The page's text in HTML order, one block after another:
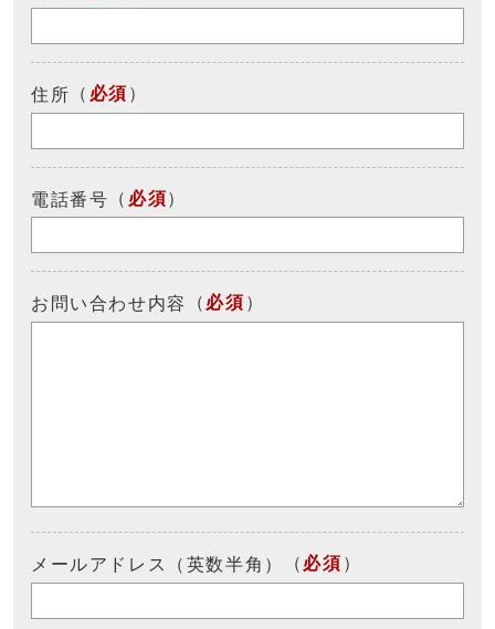
住所 （ 必須 ）
電話番号 （ 必須）
お問い合わせ内容 （ 必須 ）
メールアドレス（英数半角） （ 必須 ）